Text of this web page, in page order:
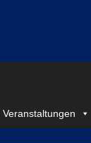
Veranstaltungen